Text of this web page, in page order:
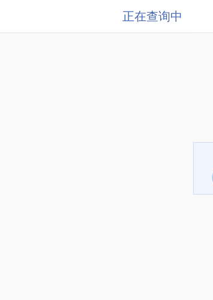
正在查询中